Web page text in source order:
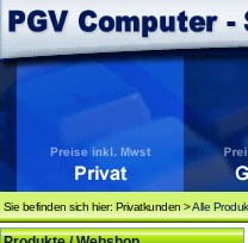
Sie befinden sich hier: Privatkunden >Alle